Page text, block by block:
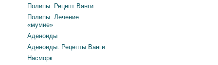
Полипы. Рецепт Ванги
Полипы. Лечение
«мумие»
Аденоиды
Аденоиды. Рецепты Ванги
Насморк